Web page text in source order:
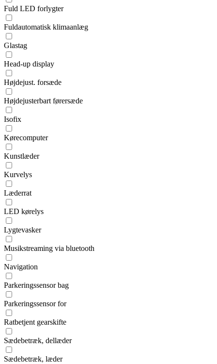
Fuld LED forlygter
Fuldautomatisk klimaanlæg
Glastag
Head-up display
Højdejust. forsæde
Højdejusterbart førersæde
Isofix
Kørecomputer
Kunstlæder
Kurvelys
Læderrat
LED kørelys
Lygtevasker
Musikstreaming via bluetooth
Navigation
Parkeringssensor bag
Parkeringssensor for
Ratbetjent gearskifte
Sædebetræk, dellæder
Sædebetræk, læder